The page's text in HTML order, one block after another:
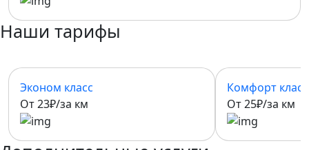
Наши тарифы
Эконом класс
От 23₽/за км
Комфорт класс
От 25₽/за км